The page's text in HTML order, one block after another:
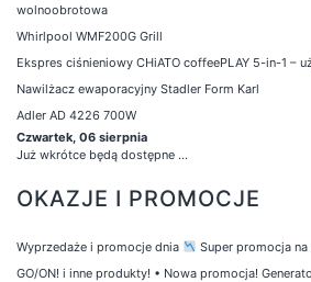
wolnoobrotowa
Whirlpool WMF200G Grill
Ekspres ciśnieniowy CHiATO coffeePLAY 5-in-1 –
Nawilżacz ewaporacyjny Stadler Form Karl
Adler AD 4226 700W
Czwartek, 06 sierpnia
Już wkrótce będą dostępne ...
OKAZJE I PROMOCJE
Wyprzedaże i promocje dnia
Super promocja
GO/ON! i inne produkty! • Nowa promocja!